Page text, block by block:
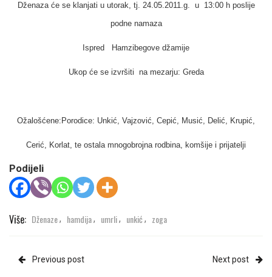
Dženaza će se klanjati u utorak, tj. 24.05.2011.g. u 13:00 h poslije
podne namaza
Ispred Hamzibegove džamije
Ukop će se izvršiti na mezarju: Greda
Ožalošćene:Porodice: Unkić, Vajzović, Cepić, Musić, Delić, Krupić,
Cerić, Korlat, te ostala mnogobrojna rodbina, komšije i prijatelji
Podijeli
Više: Dženaze, hamdija, umrli, unkić , zoga
Previous post Next post